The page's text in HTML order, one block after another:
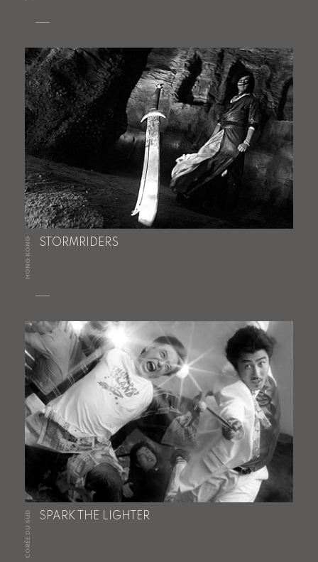
HONG KONG STORMRIDERS
CORÉE DU SUD SPARK THE LIGHTER